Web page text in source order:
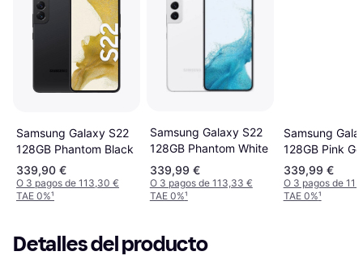
Samsung Galaxy S22
128GB Phantom Black
339,90 €
O 3 pagos de 113,30 €
TAE 0%¹
Samsung Galaxy S22
128GB Phantom White
339,99 €
O 3 pagos de 113,33 €
TAE 0%¹
Samsung
128GB Pink
339,99 €
O 3 pagos de
TAE 0%¹
Detalles del producto